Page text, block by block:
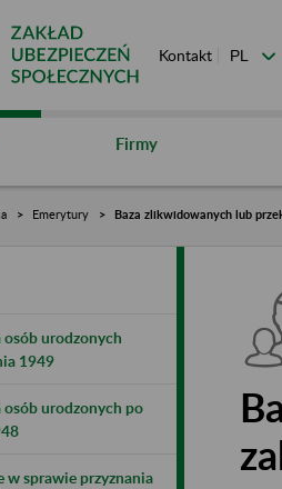
Kontakt
Firmy
Emerytury Baza zlikwidowanych lub
osób urodzonych
1949
osób urodzonych po
w sprawie przyznania